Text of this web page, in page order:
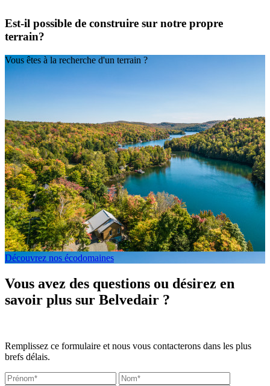
Est-il possible de construire sur notre propre
terrain?
Vous êtes à la recherche d'un terrain ?
Découvrez nos écodomaines
Vous avez des questions ou désirez en
savoir plus sur Belvedair ?
Remplissez ce formulaire et nous vous contacterons dans les plus
brefs délais.